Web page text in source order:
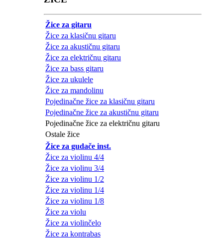
Žice za gitaru
Žice za klasičnu gitaru
Žice za akustičnu gitaru
Žice za električnu gitaru
Žice za bass gitaru
Žice za ukulele
Žice za mandolinu
Pojedinačne žice za klasičnu gitaru
Pojedinačne žice za akustičnu gitaru
Pojedinačne žice za električnu gitaru
Ostale žice
Žice za gudače inst.
Žice za violinu 4/4
Žice za violinu 3/4
Žice za violinu 1/2
Žice za violinu 1/4
Žice za violinu 1/8
Žice za violu
Žice za violinčelo
Žice za kontrabas